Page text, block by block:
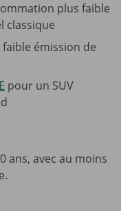
plus faible
classique
émission de
pour un SUV
ans, avec au moins